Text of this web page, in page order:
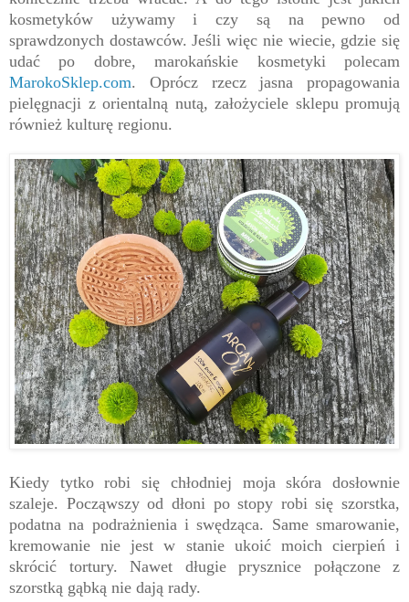
kosmetyków używamy i czy są na pewno od
sprawdzonych dostawców. Jeśli więc nie wiecie, gdzie się
udać po dobre, marokańskie kosmetyki polecam
MarokoSklep.com. Oprócz rzecz jasna propagowania
pielęgnacji z orientalną nutą, założyciele sklepu promują
również kulturę regionu.
Kiedy tytko robi się chłodniej moja skóra dosłownie
szaleje. Począwszy od dłoni po stopy robi się szorstka,
podatna na podrażnienia i swędząca. Same smarowanie,
kremowanie nie jest w stanie ukoić moich cierpień i
skrócić tortury. Nawet długie prysznice połączone z
szorstką gąbką nie dają rady.